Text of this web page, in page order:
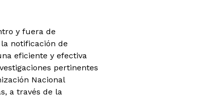
y fuera de
notificación de
eficiente y efectiva
pertinentes
Nacional
a través de la